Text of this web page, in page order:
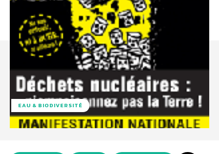
EAU & BIODIVERSITÉ